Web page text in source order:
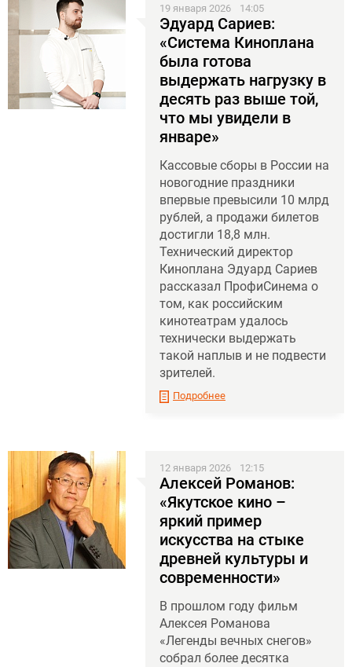
19 января 2026 14:05
Эдуард Сариев:
«Система Киноплана
была готова
выдержать нагрузку в
десять раз выше той,
что мы увидели в
январе»
Кассовые сборы в России на
новогодние праздники
впервые превысили 10 млрд
рублей, а продажи билетов
достигли 18,8 млн.
Технический директор
Киноплана Эдуард Сариев
рассказал ПрофиСинема о
том, как российским
кинотеатрам удалось
технически выдержать
такой наплыв и не подвести
зрителей.
Подробнее
12 января 2026 12:15
Алексей Романов:
«Якутское кино –
яркий пример
искусства на стыке
древней культуры и
современности»
В прошлом году фильм
Алексея Романова
«Легенды вечных снегов»
собрал более десятка